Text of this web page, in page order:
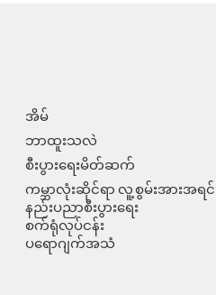
အိမ်
ဘာထူးသလဲ
စီးပွားရေးမိတ်ဆက်
ကမ္ဘာလုံးဆိုင်ရာ လူ့စွမ်းအားအရင်း
နည်းပညာစီးပွားရေး
စက်ရုံလုပ်ငန်း
ပရောဂျက်အသံ